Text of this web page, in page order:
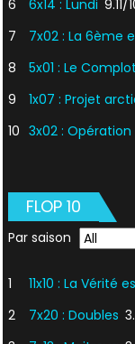
6
6x14 : Lundi 9.11/
7
7x02 : La 6ème
8
5x01 : Le Complot
9
1x07 : Projet
10 3x02 :
FLOP 10
Par saison
1 11x10 : La Vérité
2
7x20 : Doubles